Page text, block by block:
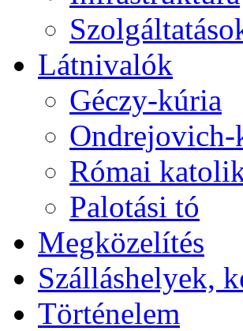
Látnivalók
Géczy-kúria
Ondrejovich-
Római
Palotási tó
Megközelítés
Szálláshelyek,
Történelem